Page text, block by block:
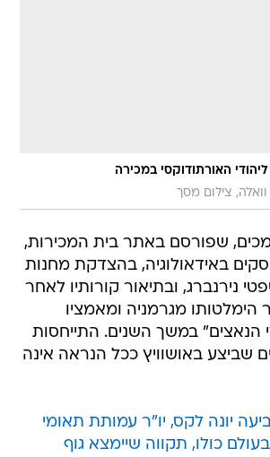
האורתודוקסי במכירה
צילום מסך
שפורסם באתר בית המכירות,
באידאולוגיה, בהצדקת מחנות
נירנברג, ובתיאור קורותיו לאחר
הימלטותו מגרמניה ומאמציו
הנאצים" במשך השנים. התייחסות
שביצע באושוויץ ככל הנראה אינה
יונה לקס, יו"ר עמותת תאומי
כולו, תקווה שיימצא גוף